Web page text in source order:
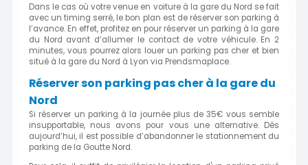
Dans le cas où votre venue en voiture à la gare du Nord se fait
avec un timing serré, le bon plan est de réserver son parking à
l’avance. En effet, profitez en pour réserver un parking à la gare
du Nord avant d’allumer le contact de votre véhicule. En 2
minutes, vous pourrez alors louer un parking pas cher et bien
situé à la gare du Nord à Lyon via Prendsmaplace.
Réserver son parking pas cher à la gare du
Nord
Si réserver un parking à la journée plus de 35€ vous semble
insupportable, nous avons pour vous une alternative. Dès
aujourd’hui, il est possible d’abandonner le stationnement du
parking de la Goutte Nord.